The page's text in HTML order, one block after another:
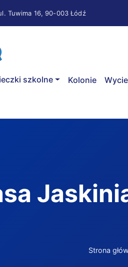
Tuwima 16, 90-003 Łódź
szkolne Kolonie
Strona